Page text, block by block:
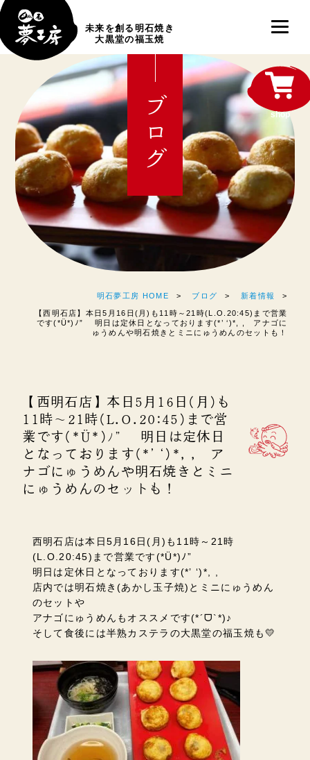
未来を創る明石焼き
大黒堂の福玉焼
ブログ
明石夢工房 HOME ブログ 新着情報
【西明石店】本日5月16日(月)も11時～21時(L.O.20:45)まで営業
です(*Ü*)ﾉ” 明日は定休日となっております(*’ ‘)*, , アナゴに
ゅうめんや明石焼きとミニにゅうめんのセットも！
【西明石店】本日5月16日(月)も
11時～21時(L.O.20:45)まで営
業です(*Ü*)ﾉ” 明日は定休日
となっております(*’ ‘)*, , ア
ナゴにゅうめんや明石焼きとミニ
にゅうめんのセットも！
西明石店は本日5月16日(月)も11時～21時
(L.O.20:45)まで営業です(*Ü*)ﾉ”
明日は定休日となっております(*’ ‘)*, ,
店内では明石焼き(あかし玉子焼)とミニにゅうめん
のセットや
アナゴにゅうめんもオススメです(*´ᗜ`*)♪
そして食後には半熟カステラの大黒堂の福玉焼も💛
shop